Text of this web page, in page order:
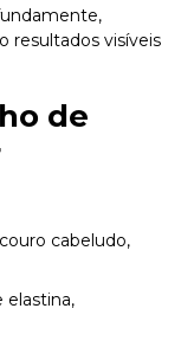
resultados visíveis
de